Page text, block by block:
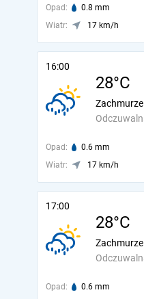
Opad: 0.8 mm
Wiatr:
17 km/h
16:00
28°C
Opad: 0.6 mm
Wiatr:
17 km/h
17:00
28°C
Opad: 0.6 mm